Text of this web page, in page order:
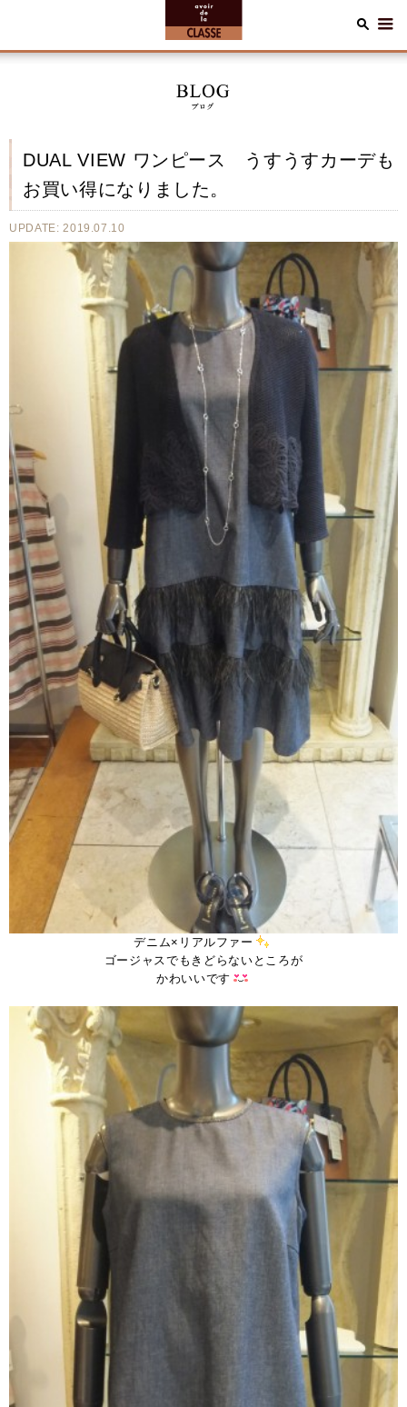
DUAL VIEW ワンピース うすうすカーデも
お買い得になりました。
UPDATE: 2019.07.10
デニム×リアルファー
ゴージャスでもきどらないところが
かわいいです